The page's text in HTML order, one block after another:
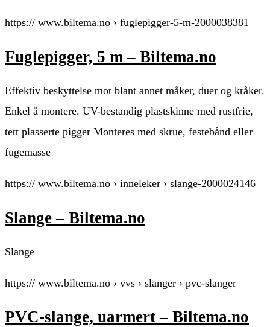
https:// www.biltema.no › fuglepigger-5-m-2000038381
Fuglepigger, 5 m – Biltema.no
Effektiv beskyttelse mot blant annet måker, duer og kråker.
Enkel å montere. UV-bestandig plastskinne med rustfrie,
tett plasserte pigger Monteres med skrue, festebånd eller
fugemasse
https:// www.biltema.no › inneleker › slange-2000024146
Slange – Biltema.no
Slange
https:// www.biltema.no › vvs › slanger › pvc-slanger
PVC-slange, uarmert – Biltema.no